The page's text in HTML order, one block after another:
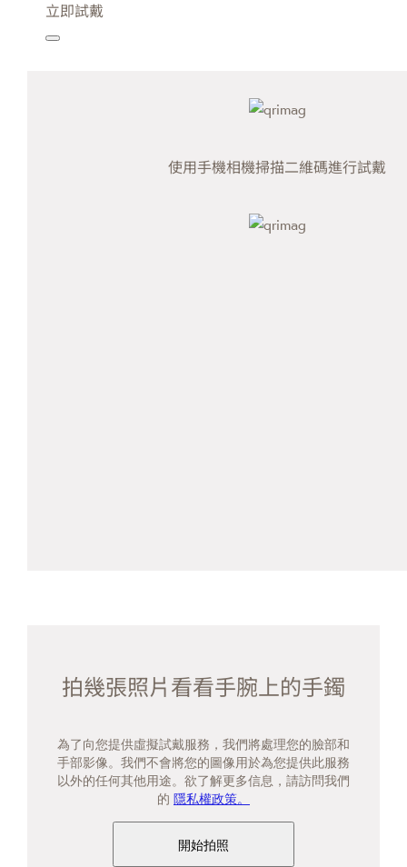
立即試戴
使用手機相機掃描二維碼進行試戴
拍幾張照片看看手腕上的手鐲
為了向您提供虛擬試戴服務，我們將處理您的臉部和
手部影像。我們不會將您的圖像用於為您提供此服務
以外的任何其他用途。欲了解更多信息，請訪問我們
的 隱私權政策。
開始拍照